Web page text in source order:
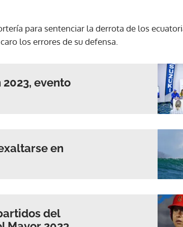
para sentenciar la derrota de los
los errores de su defensa.
evento
en
del